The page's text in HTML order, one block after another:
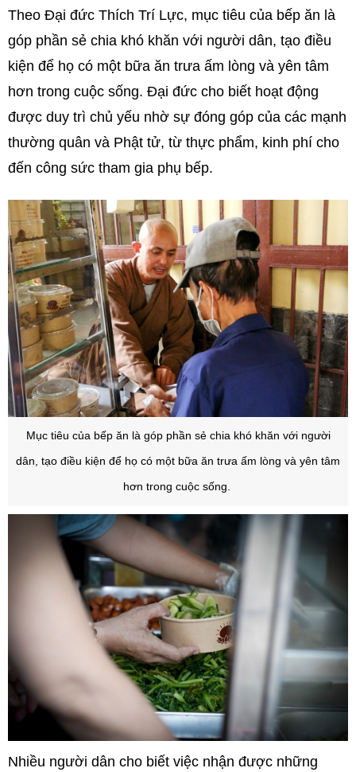
Theo Đại đức Thích Trí Lực, mục tiêu của bếp ăn là
góp phần sẻ chia khó khăn với người dân, tạo điều
kiện để họ có một bữa ăn trưa ấm lòng và yên tâm
hơn trong cuộc sống. Đại đức cho biết hoạt động
được duy trì chủ yếu nhờ sự đóng góp của các mạnh
thường quân và Phật tử, từ thực phẩm, kinh phí cho
đến công sức tham gia phụ bếp.
Mục tiêu của bếp ăn là góp phần sẻ chia khó khăn với người
dân, tạo điều kiện để họ có một bữa ăn trưa ấm lòng và yên tâm
hơn trong cuộc sống.
Nhiều người dân cho biết việc nhận được những